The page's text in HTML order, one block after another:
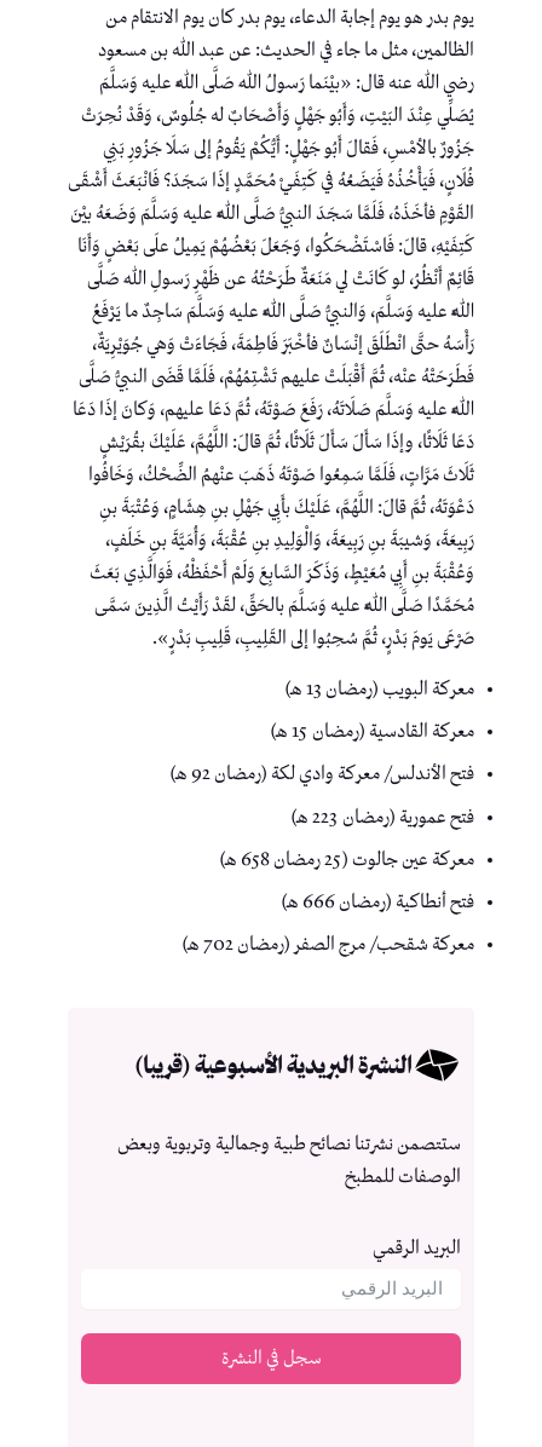
يوم بدر هو يوم إجابة الدعاء، يوم بدر كان يوم الانتقام من
الظالمين، مثل ما جاء في الحديث: عن عبد الله بن مسعود
رضي الله عنه قال: «بيْنَما رَسولُ اللهِ صَلَّى اللَّهُ عليه وَسَلَّمَ
يُصَلِّي عِنْدَ البَيْتِ، وَأَبُو جَهْلٍ وَأَصْحَابٌ له جُلُوسٌ، وَقَدْ نُحِرَتْ
جَزُورٌ بالأمْسِ، فَقالَ أَبُو جَهْلٍ: أَيُّكُمْ يَقُومُ إلى سَلَا جَزُورِ بَنِي
فُلَانٍ، فَيَأْخُذُهُ فَيَضَعُهُ في كَتِفَيْ مُحَمَّدٍ إذَا سَجَدَ؟ فَانْبَعَثَ أَشْقَى
القَوْمِ فأخَذَهُ، فَلَمَّا سَجَدَ النبيُّ صَلَّى اللَّهُ عليه وَسَلَّمَ وَضَعَهُ بيْنَ
كَتِفَيْهِ، قالَ: فَاسْتَضْحَكُوا، وَجَعَلَ بَعْضُهُمْ يَمِيلُ علَى بَعْضٍ وَأَنَا
قَائِمٌ أَنْظُرُ، لو كَانَتْ لي مَنَعَةٌ طَرَحْتُهُ عن ظَهْرِ رَسولِ اللهِ صَلَّى
اللَّهُ عليه وَسَلَّمَ، وَالنبيُّ صَلَّى اللَّهُ عليه وَسَلَّمَ سَاجِدٌ ما يَرْفَعُ
رَأْسَهُ حتَّى انْطَلَقَ إنْسَانٌ فأخْبَرَ فَاطِمَةَ، فَجَاءَتْ وَهي جُوَيْرِيَةٌ،
فَطَرَحَتْهُ عنْه، ثُمَّ أَقْبَلَتْ عليهم تَشْتِمُهُمْ، فَلَمَّا قَضَى النبيُّ صَلَّى
اللَّهُ عليه وَسَلَّمَ صَلَاتَهُ، رَفَعَ صَوْتَهُ، ثُمَّ دَعَا عليهم، وَكانَ إذَا دَعَا
دَعَا ثَلَاثًا، وإذَا سَأَلَ سَأَلَ ثَلَاثًا، ثُمَّ قالَ: اللَّهُمَّ، عَلَيْكَ بقُرَيْشٍ
ثَلَاثَ مَرَّاتٍ، فَلَمَّا سَمِعُوا صَوْتَهُ ذَهَبَ عنْهمُ الضِّحْكُ، وَخَافُوا
دَعْوَتَهُ، ثُمَّ قالَ: اللَّهُمَّ، عَلَيْكَ بأَبِي جَهْلِ بنِ هِشَامٍ، وَعُتْبَةَ بنِ
رَبِيعَةَ، وَشيبَةَ بنِ رَبِيعَةَ، وَالْوَلِيدِ بنِ عُقْبَةَ، وَأُمَيَّةَ بنِ خَلَفٍ،
وَعُقْبَةَ بنِ أَبِي مُعَيْطٍ، وَذَكَرَ السَّابِعَ وَلَمْ أَحْفَظْهُ، فَوَالَّذِي بَعَثَ
مُحَمَّدًا صَلَّى اللَّهُ عليه وَسَلَّمَ بالحَقِّ، لقَدْ رَأَيْتُ الَّذِينَ سَمَّى
صَرْعَى يَومَ بَدْرٍ، ثُمَّ سُحِبُوا إلى القَلِيبِ، قَلِيبِ بَدْرٍ».
معركة البويب (رمضان 13 هـ)
معركة القادسية (رمضان 15 هـ)
فتح الأندلس/ معركة وادي لكة (رمضان 92 هـ)
فتح عمورية (رمضان 223 هـ)
معركة عين جالوت (25 رمضان 658 هـ)
فتح أنطاكية (رمضان 666 هـ)
معركة شقحب/ مرج الصفر (رمضان 702 هـ)
النشرة البريدية الأسبوعية (قريبا)
ستتصمن نشرتنا نصائح طبية وجمالية وتربوية وبعض
الوصفات للمطبخ
البريد الرقمي
سجل في النشرة